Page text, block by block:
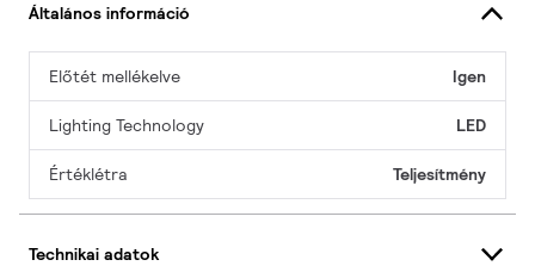
Általános információ
Előtét mellékelve Igen
Lighting Technology LED
Értéklétra Teljesítmény
Technikai adatok